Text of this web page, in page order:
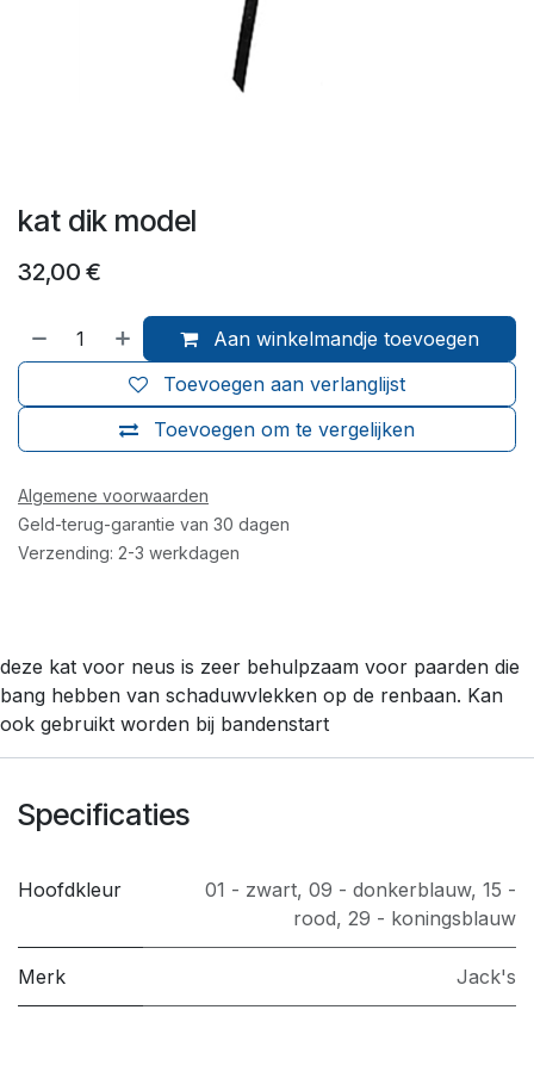
kat dik model
32,00 €
Aan winkelmandje toevoegen
Toevoegen om te vergelijken
Toevoegen aan verlanglijst
Algemene voorwaarden
Geld-terug-garantie van 30 dagen
Verzending: 2-3 werkdagen
deze kat voor neus is zeer behulpzaam voor paarden die
bang hebben van schaduwvlekken op de renbaan. Kan
ook gebruikt worden bij bandenstart
Specificaties
Hoofdkleur 01 - zwart, 09 - donkerblauw, 15 -
rood, 29 - koningsblauw
Merk Jack's